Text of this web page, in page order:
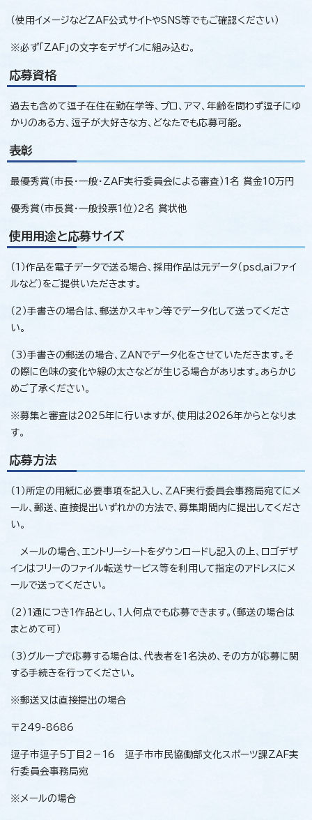
（使用イメージなどZAF公式サイトやSNS等でもご確認ください）
※必ず「ZAF」の文字をデザインに組み込む。
応募資格
過去も含めて逗子在住在勤在学等、プロ、アマ、年齢を問わず逗子にゆ
かりのある方、逗子が大好きな方、どなたでも応募可能。
表彰
最優秀賞（市長・一般・ZAF実行委員会による審査）1名 賞金10万円
優秀賞（市長賞・一般投票1位）2名 賞状他
使用用途と応募サイズ
（1）作品を電子データで送る場合、採用作品は元データ（psd,aiファイ
ルなど）をご提供いただきます。
（2）手書きの場合は、郵送かスキャン等でデータ化して送ってくださ
い。
（3）手書きの郵送の場合、ZANでデータ化をさせていただきます。そ
の際に色味の変化や線の太さなどが生じる場合があります。あらかじ
めご了承ください。
※募集と審査は2025年に行いますが、使用は2026年からとなりま
す。
応募方法
（1）所定の用紙に必要事項を記入し、ZAF実行委員会事務局宛てにメ
ール、郵送、直接提出いずれかの方法で、募集期間内に提出してくださ
い。
メールの場合、エントリーシートをダウンロードし記入の上、ロゴデザ
インはフリーのファイル転送サービス等を利用して指定のアドレスにメ
ールで送ってください。
（2）1通につき1作品とし、1人何点でも応募できます。（郵送の場合は
まとめて可）
（3）グループで応募する場合は、代表者を1名決め、その方が応募に関
する手続きを行ってください。
※郵送又は直接提出の場合
〒249-8686
逗子市逗子5丁目2－16 逗子市市民協働部文化スポーツ課ZAF実
行委員会事務局宛
※メールの場合